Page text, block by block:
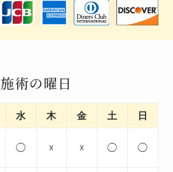
施術の曜日
水 木 金 土
日
◯ ☓ ☓ ◯ ◯